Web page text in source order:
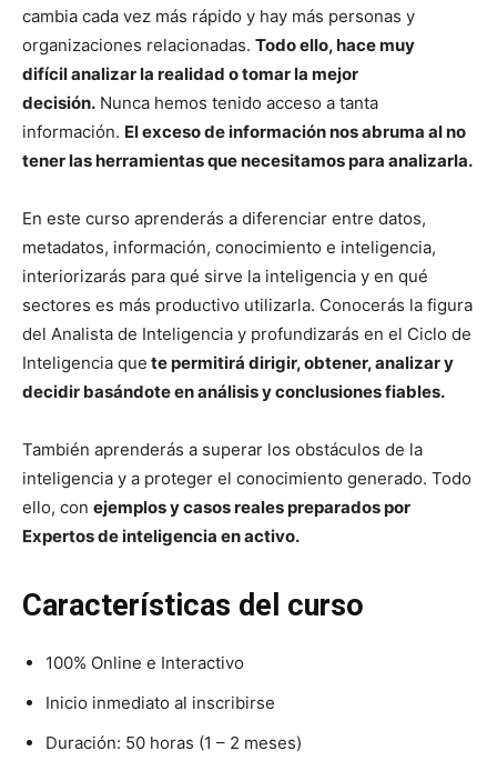
cambia cada vez más rápido y hay más personas y
organizaciones relacionadas. Todo ello, hace muy
difícil analizar la realidad o tomar la mejor
decisión. Nunca hemos tenido acceso a tanta
información. El exceso de información nos abruma al no
tener las herramientas que necesitamos para analizarla.
En este curso aprenderás a diferenciar entre datos,
metadatos, información, conocimiento e inteligencia,
interiorizarás para qué sirve la inteligencia y en qué
sectores es más productivo utilizarla. Conocerás la figura
del Analista de Inteligencia y profundizarás en el Ciclo de
Inteligencia que te permitirá dirigir, obtener, analizar y
decidir basándote en análisis y conclusiones fiables.
También aprenderás a superar los obstáculos de la
inteligencia y a proteger el conocimiento generado. Todo
ello, con ejemplos y casos reales preparados por
Expertos de inteligencia en activo.
Características del curso
100% Online e Interactivo
Inicio inmediato al inscribirse
Duración: 50 horas (1 – 2 meses)